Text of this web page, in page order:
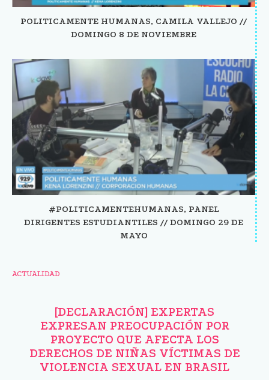
POLITICAMENTE HUMANAS, CAMILA VALLEJO //
DOMINGO 8 DE NOVIEMBRE
#POLITICAMENTEHUMANAS, PANEL
DIRIGENTES ESTUDIANTILES // DOMINGO 29 DE
MAYO
ACTUALIDAD
[DECLARACIÓN] EXPERTAS
EXPRESAN PREOCUPACIÓN POR
PROYECTO QUE AFECTA LOS
DERECHOS DE NIÑAS VÍCTIMAS DE
VIOLENCIA SEXUAL EN BRASIL